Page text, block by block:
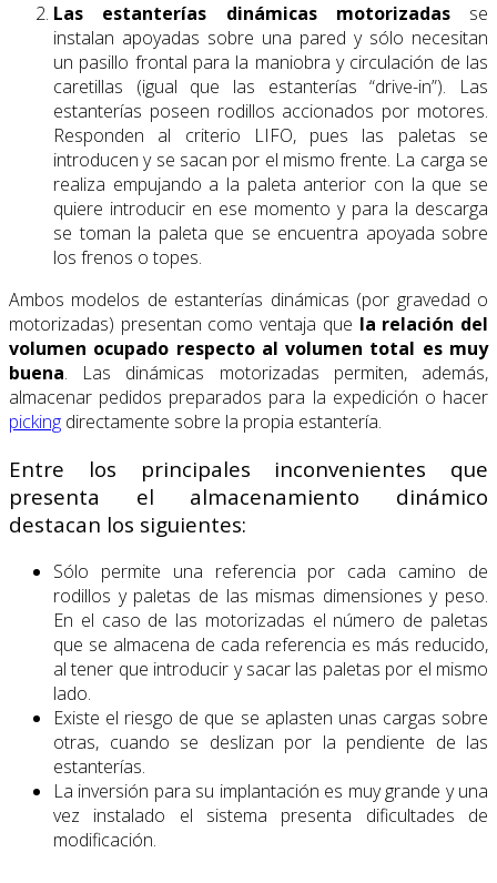
Las estanterías dinámicas motorizadasse
instalan apoyadas sobre una pared y sólo necesitan
un pasillo frontal para la maniobra y circulación de las
caretillas (igual que las estanterías “drive-in”). Las
estanterías poseen rodillos accionados por motores.
Responden al criterio LIFO, pues las paletas se
introducen y se sacan por el mismo frente. La carga se
realiza empujando a la paleta anterior con la que se
quiere introducir en ese momento y para la descarga
se toman la paleta que se encuentra apoyada sobre
los frenos o topes.
Ambos modelos de estanterías dinámicas (por gravedad o
motorizadas) presentan como ventaja que la relación del
volumen ocupado respecto al volumen total es muy
buena. Las dinámicas motorizadas permiten, además,
almacenar pedidos preparados para la expedición o hacer
picking directamente sobre la propia estantería.
Entre los principales inconvenientes que
presenta el almacenamiento dinámico
destacan los siguientes:
Sólo permite una referencia por cada camino de
rodillos y paletas de las mismas dimensiones y peso.
En el caso de las motorizadas el número de paletas
que se almacena de cada referencia es más reducido,
al tener que introducir y sacar las paletas por el mismo
lado.
Existe el riesgo de que se aplasten unas cargas sobre
otras, cuando se deslizan por la pendiente de las
estanterías.
La inversión para su implantación es muy grande y una
vez instalado el sistema presenta dificultades de
modificación.